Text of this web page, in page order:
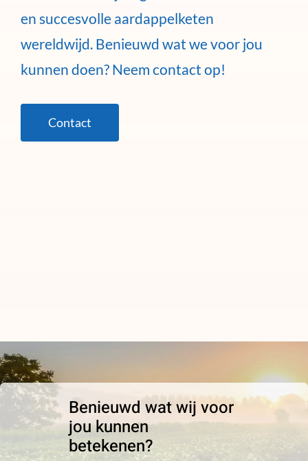
en succesvolle aardappelketen
wereldwijd. Benieuwd wat we voor jou
kunnen doen? Neem contact op!
Contact
Benieuwd wat wij voor
jou kunnen
betekenen?